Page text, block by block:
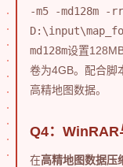
-m5 -md128m
md128m设置128MB
卷为4GB。配合脚
高精地图数据。
Q4：WinRAR
在高精地图数据压